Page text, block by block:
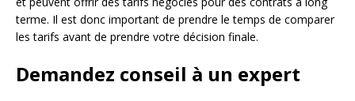
terme. Il est donc important de prendre le temps de comparer
les tarifs avant de prendre votre décision finale.
Demandez conseil à un expert